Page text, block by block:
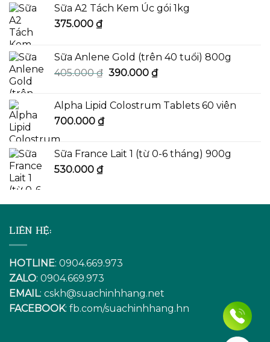
Sữa A2 Tách Kem Úc gói 1kg
375.000 ₫
Sữa Anlene Gold (trên 40 tuổi) 800g
405.000₫ Giá
405.000 ₫.
390.000 ₫Giá
là:
Alpha Lipid Colostrum Tablets 60 viên
700.000 ₫
Sữa France Lait 1 (từ 0-6 tháng) 900g
530.000 ₫
LIÊN HỆ:
HOTLINE: 0904.669.973
ZALO: 0904.669.973
EMAIL: cskh@suachinhhang.net
FACEBOOK: fb.com/suachinhhang.hn